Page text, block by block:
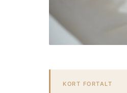
KORT FORTALT